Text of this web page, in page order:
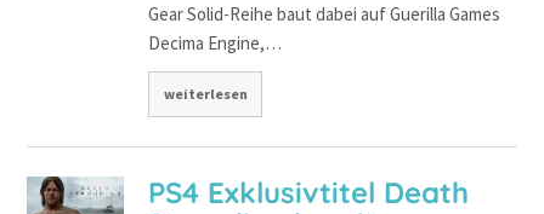
Gear Solid-Reihe baut dabei auf Guerilla Games
Decima Engine,…
weiterlesen
PS4 Exklusivtitel Death